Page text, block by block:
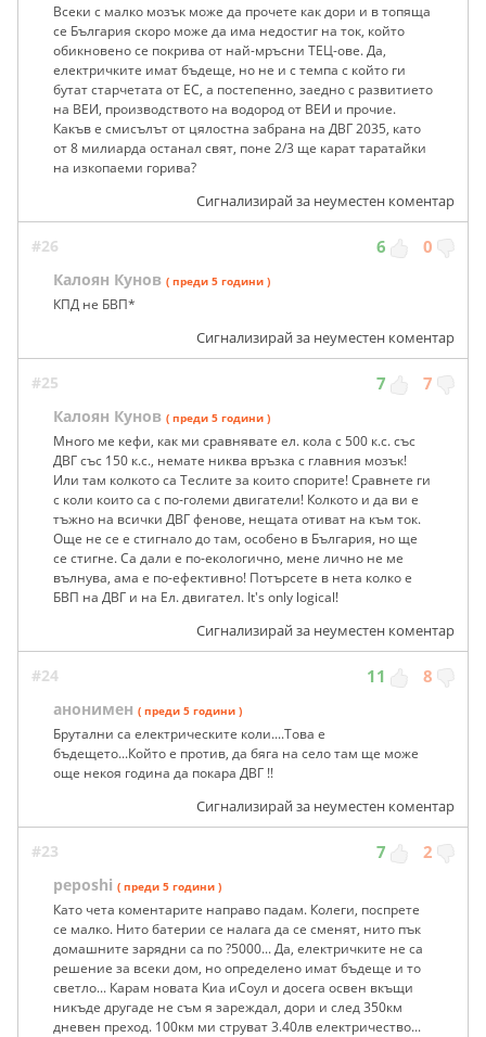
Всеки с малко мозък може да прочете как дори и в топяща
се България скоро може да има недостиг на ток, който
обикновено се покрива от най-мръсни ТЕЦ-ове. Да,
електричките имат бъдеще, но не и с темпа с който ги
бутат старчетата от ЕС, а постепенно, заедно с развитието
на ВЕИ, производството на водород от ВЕИ и прочие.
Какъв е смисълът от цялостна забрана на ДВГ 2035, като
от 8 милиарда останал свят, поне 2/3 ще карат таратайки
на изкопаеми горива?
Сигнализирай за неуместен коментар
#26 6 0
Калоян Кунов ( преди 5 години )
КПД не БВП*
Сигнализирай за неуместен коментар
#25 7 7
Калоян Кунов ( преди 5 години )
Много ме кефи, как ми сравнявате ел. кола с 500 к.с. със
ДВГ със 150 к.с., немате никва връзка с главния мозък!
Или там колкото са Теслите за които спорите! Сравнете ги
с коли които са с по-големи двигатели! Колкото и да ви е
тъжно на всички ДВГ фенове, нещата отиват на към ток.
Още не се е стигнало до там, особено в България, но ще
се стигне. Са дали е по-екологично, мене лично не ме
вълнува, ама е по-ефективно! Потърсете в нета колко е
БВП на ДВГ и на Ел. двигател. It's only logical!
Сигнализирай за неуместен коментар
#24 11 8
анонимен ( преди 5 години )
Брутални са електрическите коли....Това е
бъдещето...Който е против, да бяга на село там ще може
още некоя година да покара ДВГ !!
Сигнализирай за неуместен коментар
#23 7 2
peposhi ( преди 5 години )
Като чета коментарите направо падам. Колеги, поспрете
се малко. Нито батерии се налага да се сменят, нито пък
домашните зарядни са по ?5000... Да, електричките не са
решение за всеки дом, но определено имат бъдеще и то
светло... Карам новата Киа иСоул и досега освен вкъщи
никъде другаде не съм я зареждал, дори и след 350км
дневен преход. 100км ми струват 3.40лв електричество...